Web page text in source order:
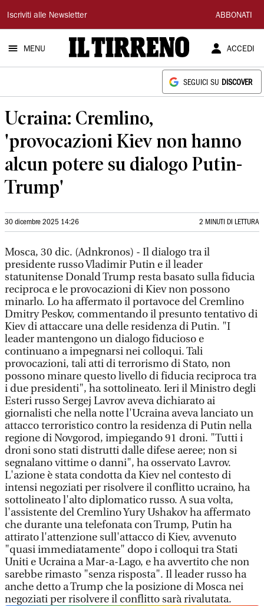
Il
Tirreno
Iscriviti alle Newsletter ABBONATI
MENU ACCEDI
SEGUICI SU DISCOVER
Ucraina: Cremlino,
'provocazioni Kiev non hanno
alcun potere su dialogo Putin-
Trump'
30 dicembre 2025 14:26 2 MINUTI DI LETTURA
Mosca, 30 dic. (Adnkronos) - Il dialogo tra il
presidente russo Vladimir Putin e il leader
statunitense Donald Trump resta basato sulla fiducia
reciproca e le provocazioni di Kiev non possono
minarlo. Lo ha affermato il portavoce del Cremlino
Dmitry Peskov, commentando il presunto tentativo di
Kiev di attaccare una delle residenza di Putin. "I
leader mantengono un dialogo fiducioso e
continuano a impegnarsi nei colloqui. Tali
provocazioni, tali atti di terrorismo di Stato, non
possono minare questo livello di fiducia reciproca tra
i due presidenti", ha sottolineato. Ieri il Ministro degli
Esteri russo Sergej Lavrov aveva dichiarato ai
giornalisti che nella notte l'Ucraina aveva lanciato un
attacco terroristico contro la residenza di Putin nella
regione di Novgorod, impiegando 91 droni. "Tutti i
droni sono stati distrutti dalle difese aeree; non si
segnalano vittime o danni", ha osservato Lavrov.
L'azione è stata condotta da Kiev nel contesto di
intensi negoziati per risolvere il conflitto ucraino, ha
sottolineato l'alto diplomatico russo. A sua volta,
l'assistente del Cremlino Yury Ushakov ha affermato
che durante una telefonata con Trump, Putin ha
attirato l'attenzione sull'attacco di Kiev, avvenuto
"quasi immediatamente" dopo i colloqui tra Stati
Uniti e Ucraina a Mar-a-Lago, e ha avvertito che non
sarebbe rimasto "senza risposta". Il leader russo ha
anche detto a Trump che la posizione di Mosca nei
negoziati per risolvere il conflitto sarà rivalutata.